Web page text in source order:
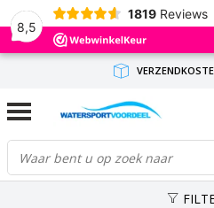
8,5
1819 Reviews
GRATIS
BINNEN 1-3